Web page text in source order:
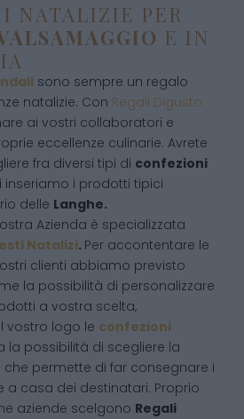
NATALIZIE PER
E IN
sono sempre un regalo
natalizie. Con Regali Digusto
ai vostri collaboratori e
eccellenze culinarie. Avrete
fra diversi tipi di confezioni
inseriamo i prodotti tipici
delle Langhe.
Azienda è specializzata
Natalizi. Per accontentare le
clienti abbiamo previsto
la possibilità di personalizzare
a vostra scelta,
vostro logo le confezioni
la possibilità di scegliere la
permette di far consegnare i
casa dei destinatari. Proprio
aziende scelgono Regali